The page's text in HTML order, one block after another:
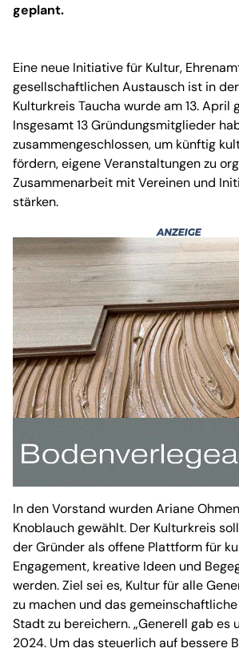
geplant.
Eine neue Initiative für Kultur,
gesellschaftlichen Austausch ist in
Kulturkreis Taucha wurde am 13. April
Insgesamt 13 Gründungsmitglieder
zusammengeschlossen, um künftig
fördern, eigene Veranstaltungen zu
Zusammenarbeit mit Vereinen und
stärken.
In den Vorstand wurden Ariane
Knoblauch gewählt. Der Kulturkreis
der Gründer als offene Plattform für
Engagement, kreative Ideen und
werden. Ziel sei es, Kultur für alle
zu machen und das
Stadt zu bereichern. „Generell gab es
2024. Um das steuerlich auf bessere